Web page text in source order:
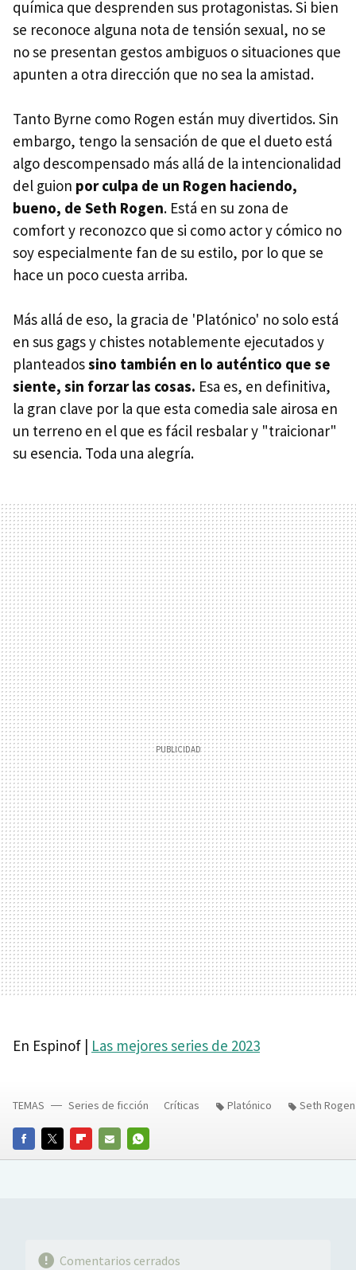
química que desprenden sus protagonistas. Si bien
se reconoce alguna nota de tensión sexual, no se
no se presentan gestos ambiguos o situaciones que
apunten a otra dirección que no sea la amistad.
Tanto Byrne como Rogen están muy divertidos. Sin
embargo, tengo la sensación de que el dueto está
algo descompensado más allá de la intencionalidad
del guion por culpa de un Rogen haciendo,
bueno, de Seth Rogen. Está en su zona de
comfort y reconozco que si como actor y cómico no
soy especialmente fan de su estilo, por lo que se
hace un poco cuesta arriba.
Más allá de eso, la gracia de 'Platónico' no solo está
en sus gags y chistes notablemente ejecutados y
planteadossino también en lo auténtico que se
siente, sin forzar las cosas. Esa es, en definitiva,
la gran clave por la que esta comedia sale airosa en
un terreno en el que es fácil resbalar y "traicionar"
su esencia. Toda una alegría.
En Espinof | Las mejores series de 2023
FACEBOOKTWITTERFLIPBOARD
E-
WHATSAPP
TEMAS Series de ficción Críticas Platónico Seth Rogen
Comentarios cerrados